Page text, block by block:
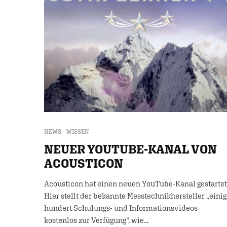
NEWS WISSEN
NEUER YOUTUBE-KANAL VON
ACOUSTICON
Acousticon hat einen neuen YouTube-Kanal
Hier stellt der bekannte Messtechnikhersteller
hundert Schulungs- und Informationsvideos
kostenlos zur Verfügung“, wie...